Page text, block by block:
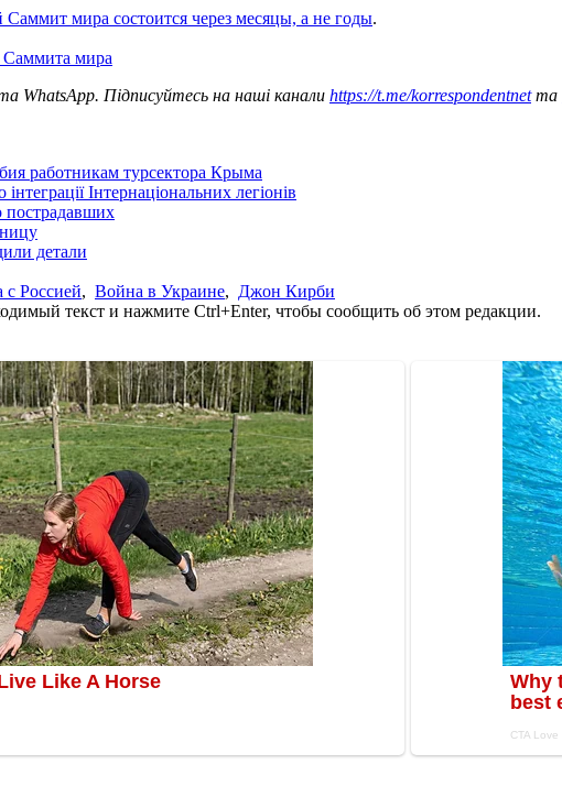
Саммит мира состоится через месяцы, а не годы.
Саммита мира
WhatsApp. Підписуйтесь на наші канали https://t.me/korrespondentnetта
работникам турсектора Крыма
Інтернаціональних легіонів
пострадавших
детали
с Россией, Война в Украине, Джон Кирби
текст и нажмите Ctrl+Enter, чтобы сообщить об этом редакции.